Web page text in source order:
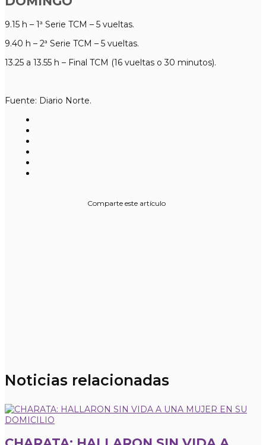
9.15 h – 1ª Serie TCM – 5 vueltas.
9.40 h – 2ª Serie TCM – 5 vueltas.
13.25 a 13.55 h – Final TCM (16 vueltas o 30 minutos).
Fuente: Diario Norte.
Comparte este artículo
Noticias relacionadas